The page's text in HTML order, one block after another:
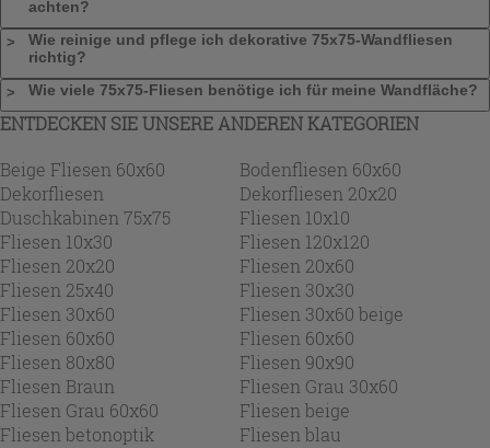
achten?
Wie reinige und pflege ich dekorative 75x75-Wandfliesen
richtig?
Wie viele 75x75-Fliesen benötige ich für meine Wandfläche?
ENTDECKEN SIE UNSERE ANDEREN KATEGORIEN
Beige Fliesen 60x60
Bodenfliesen 60x60
Dekorfliesen
Dekorfliesen 20x20
Duschkabinen 75x75
Fliesen 10x10
Fliesen 10x30
Fliesen 120x120
Fliesen 20x20
Fliesen 20x60
Fliesen 25x40
Fliesen 30x30
Fliesen 30x60
Fliesen 30x60 beige
Fliesen 60x60
Fliesen 60x60
Fliesen 80x80
Fliesen 90x90
Fliesen Braun
Fliesen Grau 30x60
Fliesen Grau 60x60
Fliesen beige
Fliesen betonoptik
Fliesen blau